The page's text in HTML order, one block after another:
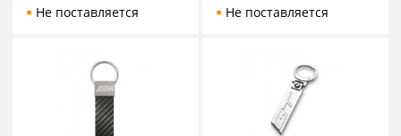
Не поставляется
Не поставляется